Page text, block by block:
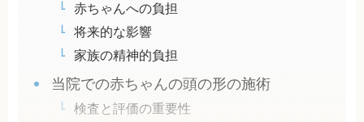
赤ちゃんへの負担
将来的な影響
家族の精神的負担
当院での赤ちゃんの頭の形の施術
検査と評価の重要性